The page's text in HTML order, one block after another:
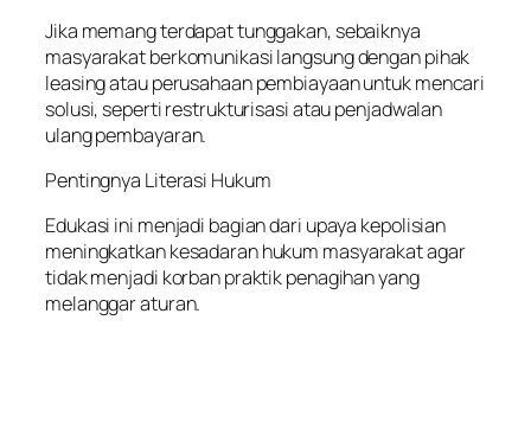
Jika memang terdapat tunggakan, sebaiknya
masyarakat berkomunikasi langsung dengan pihak
leasing atau perusahaan pembiayaan untuk mencari
solusi, seperti restrukturisasi atau penjadwalan
ulang pembayaran.
Pentingnya Literasi Hukum
Edukasi ini menjadi bagian dari upaya kepolisian
meningkatkan kesadaran hukum masyarakat agar
tidak menjadi korban praktik penagihan yang
melanggar aturan.